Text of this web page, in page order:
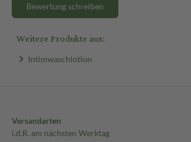
Bewertung schreiben
Weitere Produkte aus:
Intimwaschlotion
Versandarten
i.d.R. am nächsten Werktag